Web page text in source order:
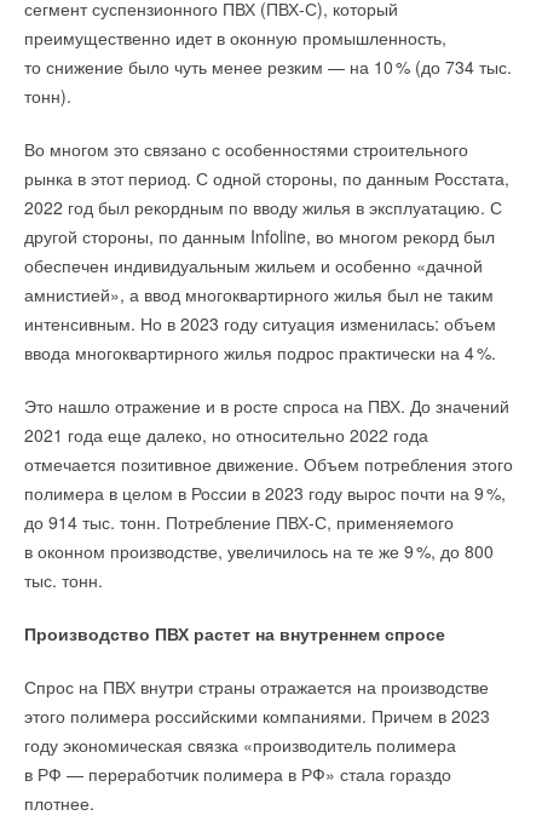
сегмент суспензионного ПВХ (ПВХ-С), который
преимущественно идет в оконную промышленность,
то снижение было чуть менее резким — на 10% (до 734 тыс.
тонн).
Во многом это связано с особенностями строительного
рынка в этот период. С одной стороны, по данным Росстата,
2022 год был рекордным по вводу жилья в эксплуатацию. С
другой стороны, по данным Infoline, во многом рекорд был
обеспечен индивидуальным жильем и особенно «дачной
амнистией», а ввод многоквартирного жилья был не таким
интенсивным. Но в 2023 году ситуация изменилась: объем
ввода многоквартирного жилья подрос практически на 4%.
Это нашло отражение и в росте спроса на ПВХ. До значений
2021 года еще далеко, но относительно 2022 года
отмечается позитивное движение. Объем потребления этого
полимера в целом в России в 2023 году вырос почти на 9%,
до 914 тыс. тонн. Потребление ПВХ-С, применяемого
в оконном производстве, увеличилось на те же 9%, до 800
тыс. тонн.
Производство ПВХ растет на внутреннем спросе
Спрос на ПВХ внутри страны отражается на производстве
этого полимера российскими компаниями. Причем в 2023
году экономическая связка «производитель полимера
в РФ — переработчик полимера в РФ» стала гораздо
плотнее.
Вице-премьер отметил, что за 10 лет мощность введенных
объектов возобновляемой энергетики в России составила
6 ГВт, а к 2035 году ее планируется нарастить до 20 ГВт.
Источники ВИЭ есть в 58 регионах страны. При этом для
ряда энергосистем — Ставрополья, Крыма, Ростовской
и Астраханской областей, Калмыкии — ВИЭ стало значимой
составляющей общего баланса генерации.
ИСТОЧНИК: ТАСС
Читайте по теме:
→
Учёные ЮУрГУ создали каскадную установку,
объединяющую солнечную и геотермальную энергию
НОВОСТИ СОК 6 АВГУСТА 2026
→
Для Арктики создали технологию защиты
ветрогенераторов от аварий
НОВОСТИ СОК 6 АВГУСТА 2026
→
Тепловые насосы в связке с солнечной генерацией и
НОВОСТИ СОК 4 АВГУСТА 2026
→
США запретили использование иностранных
→
Уже через месяц в России можно будет устанавливать
→
ВИЭ обойдут уголь по выработке электроэнергии в
текущем году
НОВОСТИ СОК 27 ИЮЛЯ 2026
→
Китай опубликовал план развития сектора ВИЭ на
период 2026-2030 гг.
НОВОСТИ СОК 24 ИЮЛЯ 2026
у агропредприятий снижается рентабельность, портится
продукция, выходит из строя дорогостоящее оборудование.
В России в период с 2021 по 2023 гг. установленная
аграриями, увеличилась почти втрое — с 2,4 до 6,8 МВт.
Уточняется, что 31, 6 % СЭС возводят агрокомплексы.
Солнечные электростанции пользуются популярностью
среди рыбоводческих (в 15,8% случаев) и молочных (в 14
случаев) предприятий.
В компании отметили, что некоторые аграрии с помощью
помпы.
Ранее «Деловая газета. Юг» сообщала, что НИЦ
«Курчатовский институт» собирается создать электронную
карту плодородных почв Краснодарского края. Глава региона
Вениамин Кондратьев поддержал инициативу. Для создания
карты планируют провести полный анализ почв.
Читайте по теме:
объединяющую солнечную и геотермальную энергию
НОВОСТИ СОК 6 АВГУСТА 2026
накопителем снижают потребление на 60%
и брома показали эффективность превращения солнечной
энергии в энергию связей молекул водорода 22%, то есть из
100 ватт солнечной энергии вещества смогут получать 22
ватта водородной. Максимально возможная в наши дни
эффективность составляет 3 0
Ученые обнародовали базу обнаруженных веществ, чтобы их
мог исследовать и применять в своих разработках любой
желающий.
ИСТОЧНИК: E-PLUS.MEDIA
→
Учёные ЮУрГУ создали каскадную установку,
объединяющую солнечную и геотермальную энергию
НОВОСТИ СОК 6 АВГУСТА 2026
Для Арктики создали технологию защиты
ветрогенераторов от аварий
НОВОСТИ СОК 6 АВГУСТА 2026
испарителем
НОВОСТИ СОК 4 АВГУСТА 2026
НОВОСТИ СОК 31 ИЮЛЯ 2026
→
Уже через месяц в России можно будет устанавливать
солнечные панели в МКД
НОВОСТИ СОК 30 ИЮЛЯ 2026